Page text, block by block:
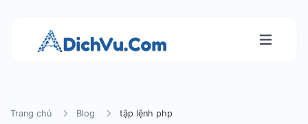
Trang chủ Blog tập lệnh php